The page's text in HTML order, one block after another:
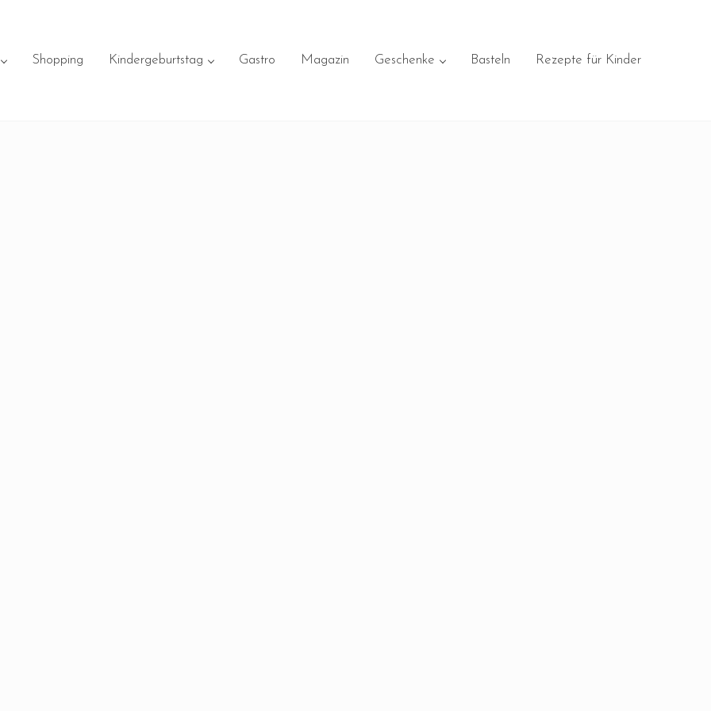
Shopping Kindergeburtstag Gastro Magazin Geschenke Basteln Rezepte für Kinder